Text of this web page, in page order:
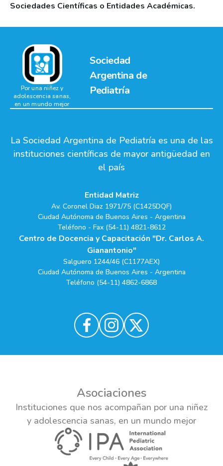
Sociedades Científicas o Entidades Académicas.
Sociedad
Argentina de
Pediatría
Por una niñez y
adolescencia sanas,
en un mundo mejor
La Sociedad Argentina de Pediatría es una de las
instituciones científicas de mayor antigüedad en
el país
Entidad Matriz
Av. Coronel Diaz 1971/75 (C1425DQF)
Ciudad Autónoma de Buenos Aires - Argentina
Teléfono - Fax (54-11) 4821-8612
Centro de Docencia y Capacitación "Dr. Carlos A.
Gianantonio"
Salguero 1244/46 (C1177AEX)
Ciudad Autónoma de Buenos Aires - Argentina
Teléfono (54-11) 4862-6868
Asociaciones
Instituciones que nos acompañan por una niñez
y adolescencia sanas, en un mundo mejor